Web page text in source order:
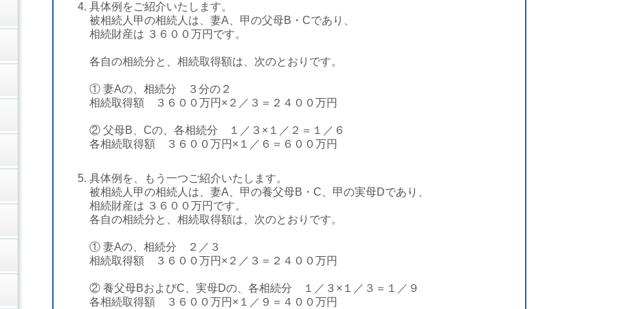
具体例をご紹介いたします。
被相続人甲の相続人は、妻A、甲の父母B・Cであり、
相続財産は ３６００万円です。
各自の相続分と、相続取得額は、次のとおりです。
① 妻Aの、相続分 ３分の２
相続取得額 ３６００万円×２／３＝２４００万円
② 父母B、Cの、各相続分 １／３×１／２＝１／６
各相続取得額 ３６００万円×１／６＝６００万円
具体例を、もう一つご紹介いたします。
被相続人甲の相続人は、妻A、甲の養父母B・C、甲の実母Dであり、
相続財産は ３６００万円です。
各自の相続分と、相続取得額は、次のとおりです。
① 妻Aの、相続分 ２／３
相続取得額 ３６００万円×２／３＝２４００万円
② 養父母BおよびC、実母Dの、各相続分 １／３×１／３＝１／９
各相続取得額 ３６００万円×１／９＝４００万円